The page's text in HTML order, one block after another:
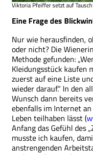
Viktoria Pfeiffer setzt auf
Eine Frage des
Nur wie herausfinden,
oder nicht? Die
Methode gefunden:
Kleidungsstück kaufen
zuerst auf eine Liste
wieder darauf.“ In den
Wunsch dann bereits
ebenfalls im Internet
Leben teilhaben lässt (
Anfang das Gefühl des
musste ich kaufen,
anstrengenden